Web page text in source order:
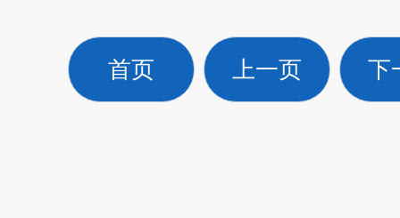
首页 上一页 下